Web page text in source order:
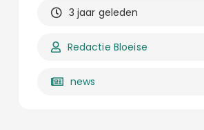
3 jaar geleden
Redactie Bloeise
news